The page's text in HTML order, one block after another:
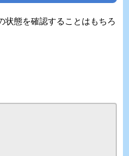
状態を確認することはもちろ